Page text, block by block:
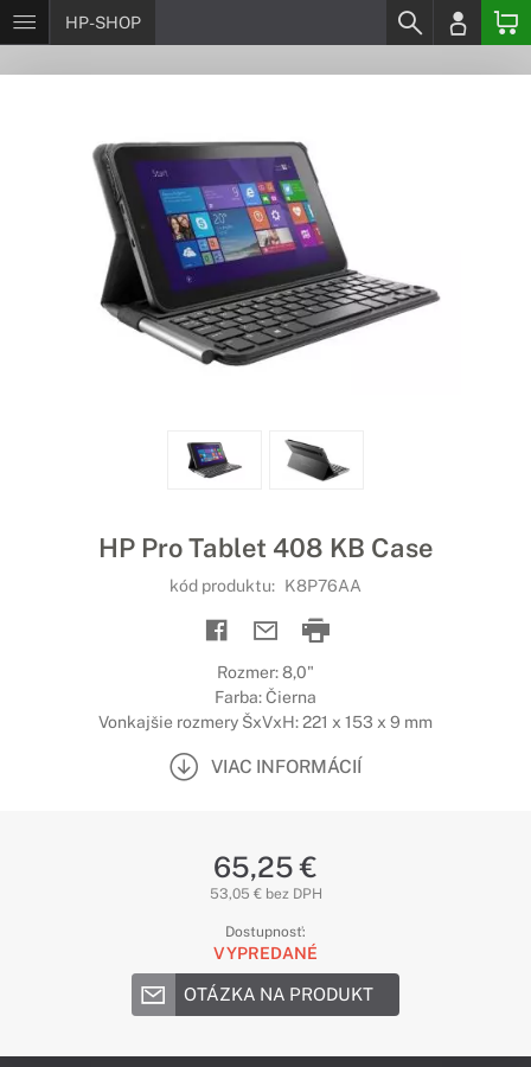
HP-SHOP
HP Pro Tablet 408 KB Case
kód produktu: K8P76AA
Rozmer: 8,0"
Farba: Čierna
Vonkajšie rozmery ŠxVxH: 221 x 153 x 9 mm
VIAC INFORMÁCIÍ
65,25 €
53,05 € bez DPH
Dostupnosť:
VYPREDANÉ
OTÁZKA NA PRODUKT